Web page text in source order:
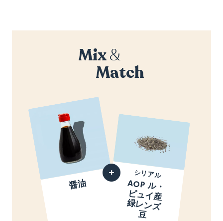
Mix&
Match
醤油
シリアル
AOP ル
・
ピ
ュ
イ
産
緑
レ
ン
ズ
豆